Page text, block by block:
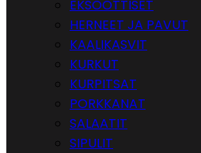
EKSOOTTISET
HERNEET JA PAVUT
KAALIKASVIT
KURKUT
KURPITSAT
PORKKANAT
SALAATIT
SIPULIT